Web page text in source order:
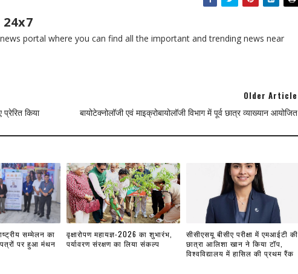
portal where you can find all the important and trending news near
प्रेरित किया
Older Article
बायोटेक्नोलॉजी एवं माइक्रोबायोलॉजी विभाग में पूर्व छात्र व्याख्यान आयोजित
सम्मेलन का
पर हुआ मंथन
वृक्षारोपण महायज्ञ-2026 का शुभारंभ,
पर्यावरण संरक्षण का लिया संकल्प
सीसीएसयू बीसीए परीक्षा में एमआईटी की
छात्रा आलिशा खान ने किया टॉप,
विश्वविद्यालय में हासिल की प्रथम रैंक